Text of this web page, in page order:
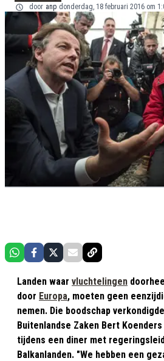
door anp donderdag, 18 februari 2016 om
Landen waar vluchtelingen
door Europa, moeten geen
nemen. Die boodschap
Buitenlandse Zaken Bert
tijdens een diner met
Balkanlanden. "We hebben een